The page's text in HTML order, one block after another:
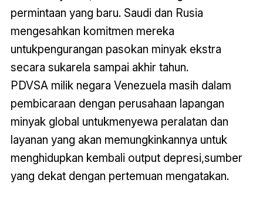
permintaan yang baru. Saudi dan Rusia
mengesahkan komitmen mereka
untukpengurangan pasokan minyak ekstra
secara sukarela sampai akhir tahun.
PDVSA milik negara Venezuela masih dalam
pembicaraan dengan perusahaan lapangan
minyak global untukmenyewa peralatan dan
layanan yang akan memungkinkannya untuk
menghidupkan kembali output depresi,sumber
yang dekat dengan pertemuan mengatakan.